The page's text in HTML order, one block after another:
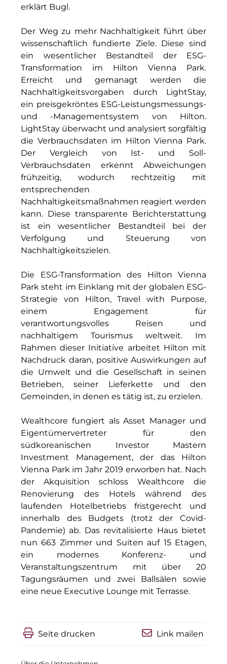
United Benefits Holding
Sponsoring
Wealthcap
WEALTHCORE Investment Management
Wemolo
XPAY Group
ZielstattQuartier
123C DIGITAL CONSULTING GMBH
Dr. Aribert Spiegler - Fotografie
Dr. Hans Kröner-Stiftung
IGENUS Immobilien
Pride SKIN
1337UGC
ACCUMULATA
Accumulata Operations (AOP)
AIM
Allgemeine SÜDBODEN
City 1 Group
Clean Intralogistics Net (CIN)
Clean Power Net (CPN)
Die Macherei
Die Werkbank IT
Docunite GmbH
Dr. Aribert Spiegler - Fotografie
Einfach-sparsam.de
Eternal Power
Eventnet
Frameworks
erklärt Bugl.
Der Weg zu mehr Nachhaltigkeit führt über
wissenschaftlich fundierte Ziele. Diese sind
ein wesentlicher Bestandteil der ESG-
Transformation im Hilton Vienna Park.
Erreicht und gemanagt werden die
Nachhaltigkeitsvorgaben durch LightStay,
ein preisgekröntes ESG-Leistungsmessungs-
und -Managementsystem von Hilton.
LightStay überwacht und analysiert sorgfältig
die Verbrauchsdaten im Hilton Vienna Park.
Der Vergleich von Ist- und Soll-
Verbrauchsdaten erkennt Abweichungen
frühzeitig, wodurch rechtzeitig mit
entsprechenden
Nachhaltigkeitsmaßnahmen reagiert werden
kann. Diese transparente Berichterstattung
ist ein wesentlicher Bestandteil bei der
Verfolgung und Steuerung von
Nachhaltigkeitszielen.
Die ESG-Transformation des Hilton Vienna
Park steht im Einklang mit der globalen ESG-
Strategie von Hilton, Travel with Purpose,
einem Engagement für
verantwortungsvolles Reisen und
nachhaltigem Tourismus weltweit. Im
Rahmen dieser Initiative arbeitet Hilton mit
Nachdruck daran, positive Auswirkungen auf
die Umwelt und die Gesellschaft in seinen
Betrieben, seiner Lieferkette und den
Gemeinden, in denen es tätig ist, zu erzielen.
Wealthcore fungiert als Asset Manager und
Eigentümervertreter für den
südkoreanischen Investor Mastern
Investment Management, der das Hilton
Vienna Park im Jahr 2019 erworben hat. Nach
der Akquisition schloss Wealthcore die
Renovierung des Hotels während des
laufenden Hotelbetriebs fristgerecht und
innerhalb des Budgets (trotz der Covid-
Pandemie) ab. Das revitalisierte Haus bietet
nun 663 Zimmer und Suiten auf 15 Etagen,
ein modernes Konferenz- und
Veranstaltungszentrum mit über 20
Tagungsräumen und zwei Ballsälen sowie
eine neue Executive Lounge mit Terrasse.
Seite drucken Link mailen